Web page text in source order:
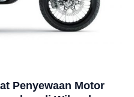
Penyewaan Motor